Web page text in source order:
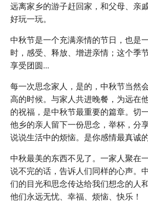
远离家乡的游子赶回家，和父母、亲
好玩一玩。
中秋节是一个充满亲情的节日，也是
时，感受、释放、增进亲情；这个季
享受团圆...
每一次思念家人，是的，中秋节当然
高的时候。与家人共进晚餐，为远在
的祝福，是中秋节最重要的篇章。切
他乡的亲人留下一份思念，举杯，分
说说生活中的烦恼。是你感情最真诚的
中秋最美的东西不见了。一家人聚在
说不完的话，告诉人们同样的心声。
们的目光和思念传达给我们想念的人
他们永远无忧、幸福、烦恼、快乐！